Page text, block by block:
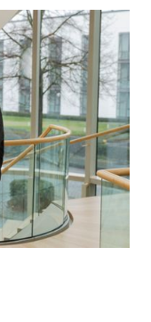
Plattform, die
für ihre